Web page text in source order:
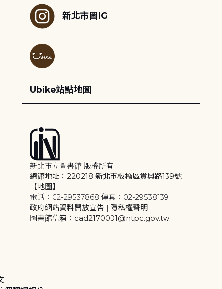
新北市圖IG
Ubike站點地圖
新北市立圖書館 版權所有
總館地址：220218 新北市板橋區貴興路139號
【地圖】
電話：02-29537868 傳真：02-29538139
政府網站資料開放宣告 | 隱私權聲明
圖書館信箱：cad2170001@ntpc.gov.tw